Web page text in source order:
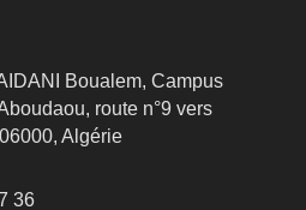
Boualem, Campus
route n°9 vers
Algérie
36